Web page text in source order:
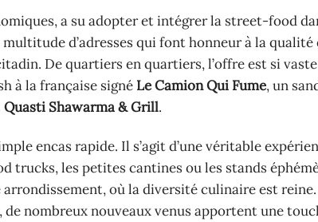
a su adopter et intégrer la street-food
d’adresses qui font honneur à la
De quartiers en quartiers, l’offre est si
à la française signé Le Camion Qui Fume, un
Quasti Shawarma & Grill.
encas rapide. Il s’agit d’une véritable
trucks, les petites cantines ou les stands
arrondissement, où la diversité culinaire est
, de nombreux nouveaux venus apportent une